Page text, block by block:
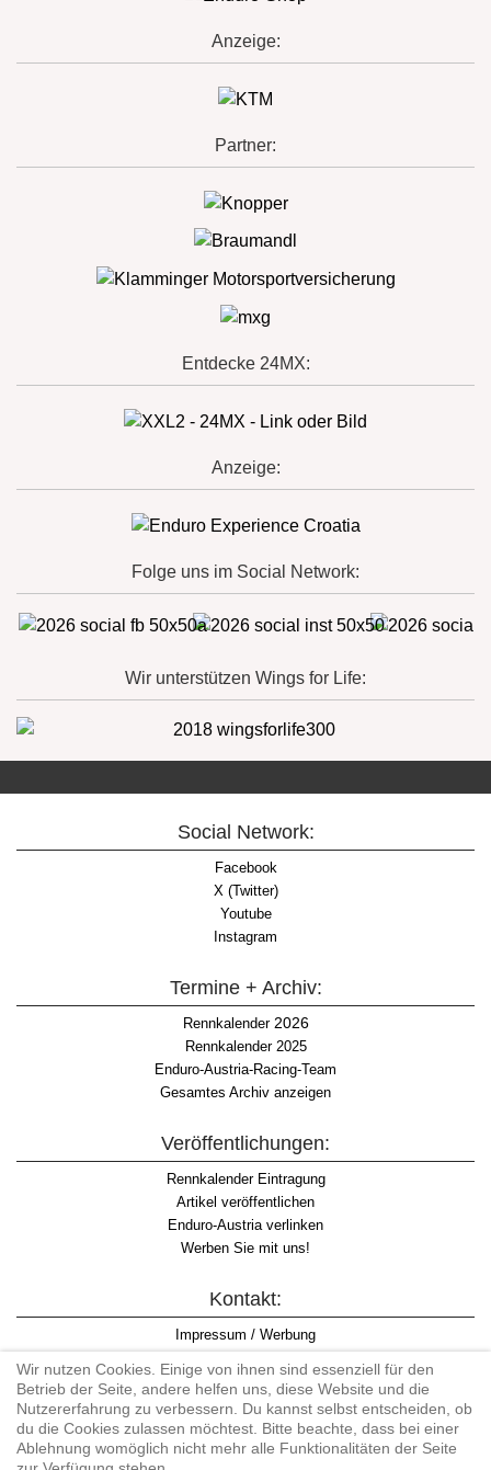
Anzeige:
Partner:
Entdecke 24MX:
Anzeige:
Folge uns im Social Network:
Wir unterstützen Wings for Life:
Social Network:
Facebook
X (Twitter)
Youtube
Instagram
Termine + Archiv:
Rennkalender2026
Rennkalender 2025
Enduro-Austria-Racing-Team
Gesamtes Archiv anzeigen
Veröffentlichungen:
Rennkalender Eintragung
Artikel veröffentlichen
Enduro-Austria verlinken
Werben Sie mit uns!
Kontakt:
Impressum / Werbung
Datenschutzinformation
Informationspflicht WKO
AGB
Wir nutzen Cookies. Einige von ihnen sind essenziell für den
Betrieb der Seite, andere helfen uns, diese Website und die
Nutzererfahrung zu verbessern. Du kannst selbst entscheiden, ob
du die Cookies zulassen möchtest. Bitte beachte, dass bei einer
Ablehnung womöglich nicht mehr alle Funktionalitäten der Seite